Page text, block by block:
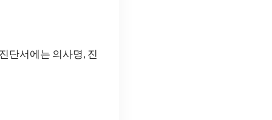
단서에는 의사명, 진